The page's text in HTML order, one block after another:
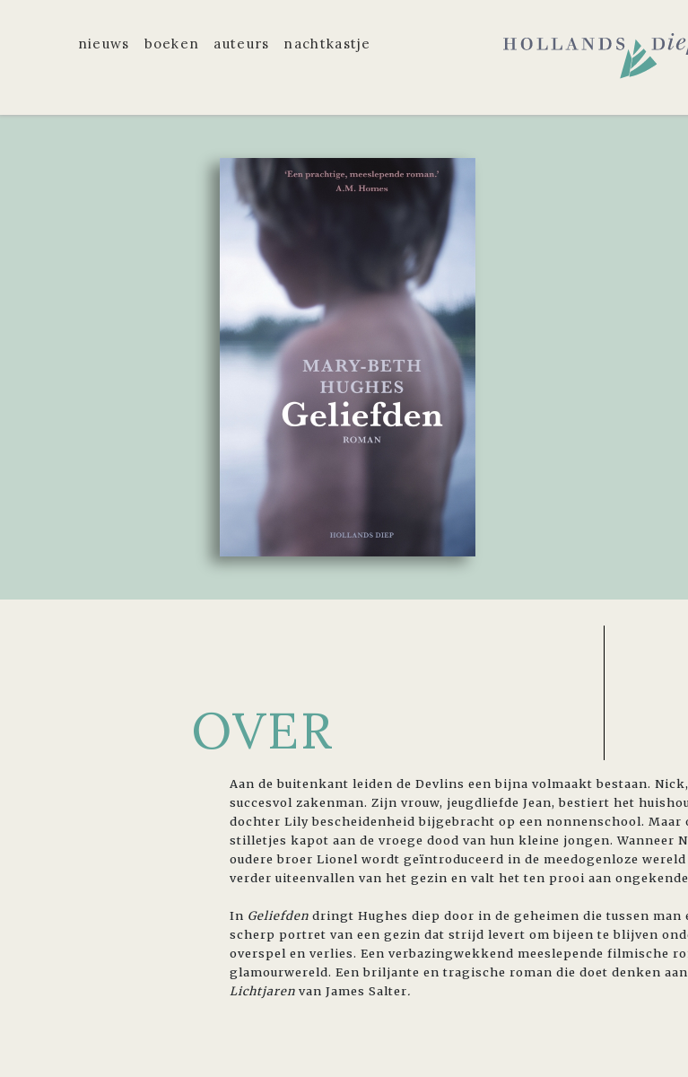
nieuws boeken auteurs nachtkastje
OVER
Aan de buitenkant leiden de Devlins een bijna volmaakt bestaan.
succesvol zakenman. Zijn vrouw, jeugdliefde Jean, bestiert het
dochter Lily bescheidenheid bijgebracht op een nonnenschool. Maar
stilletjes kapot aan de vroege dood van hun kleine jongen. Wanneer
oudere broer Lionel wordt geïntroduceerd in de meedogenloze
verder uiteenvallen van het gezin en valt het ten prooi aan
In Geliefden dringt Hughes diep door in de geheimen die tussen man
scherp portret van een gezin dat strijd levert om bijeen te blijven
overspel en verlies. Een verbazingwekkend meeslepende filmische
glamourwereld. Een briljante en tragische roman die doet denken aan
Lichtjaren van James Salter.